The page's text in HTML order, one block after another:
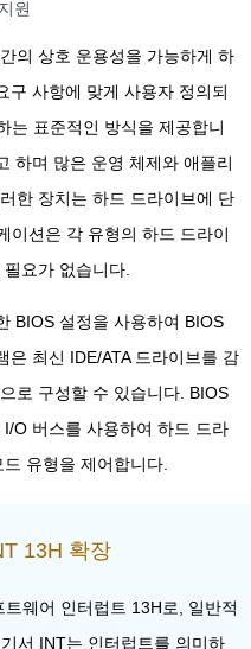
원
의 상호 운용성을 가능하게 하
구 사항에 맞게 사용자 정의되
는 표준적인 방식을 제공합니
하며 많은 운영 체제와 애플리
한 장치는 하드 드라이브에 단
이션은 각 유형의 하드 드라이
요가 없습니다.
BIOS 설정을 사용하여 BIOS
은 최신 IDE/ATA 드라이브를 감
로 구성할 수 있습니다. BIOS
O 버스를 사용하여 하드 드라
유형을 제어합니다.
13H 확장
웨어 인터럽트 13H로, 일반적
서 INT는 인터럽트를 의미하